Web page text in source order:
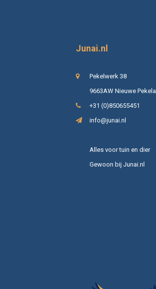
Junai.nl
Pekelwerk 38
9663AW Nieuwe Pekela
+31 (0)850655451
info@junai.nl
Alles voor tuin en dier
Gewoon bij Junai.nl